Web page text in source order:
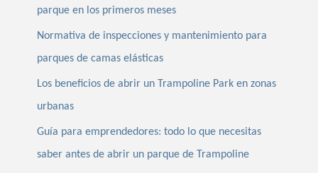
parque en los primeros meses
Normativa de inspecciones y mantenimiento para
parques de camas elásticas
Los beneficios de abrir un Trampoline Park en zonas
urbanas
Guía para emprendedores: todo lo que necesitas
saber antes de abrir un parque de Trampoline